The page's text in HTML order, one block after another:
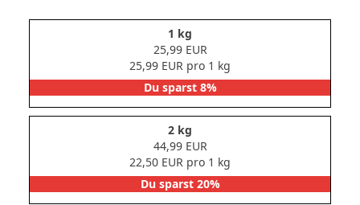
1 kg
25,99 EUR
25,99 EUR pro 1 kg
Du sparst 8%
2 kg
44,99 EUR
22,50 EUR pro 1 kg
Du sparst 20%